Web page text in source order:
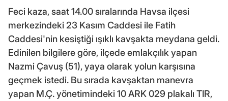
Feci kaza, saat 14.00 sıralarında Havsa ilçesi
merkezindeki 23 Kasım Caddesi ile Fatih
Caddesi'nin kesiştiği ışıklı kavşakta meydana geldi.
Edinilen bilgilere göre, ilçede emlakçılık yapan
Nazmi Çavuş (51), yaya olarak yolun karşısına
geçmek istedi. Bu sırada kavşaktan manevra
yapan M.Ç. yönetimindeki 10 ARK 029 plakalı TIR,